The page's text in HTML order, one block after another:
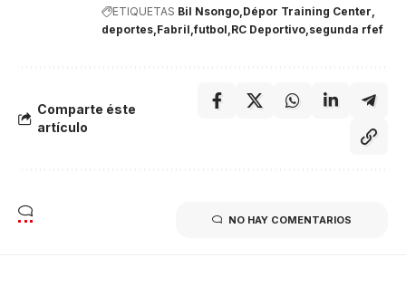
ETIQUETAS Bil Nsongo Dépor Training Center
deportes Fabril futbol RC Deportivo segunda rfef
Comparte éste
artículo
NO HAY COMENTARIOS